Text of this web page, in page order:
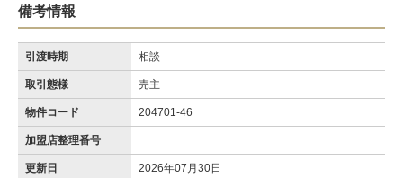
備考情報
引渡時期 相談
取引態様 売主
物件コード 204701-46
加盟店整理番号
更新日 2026年07月30日